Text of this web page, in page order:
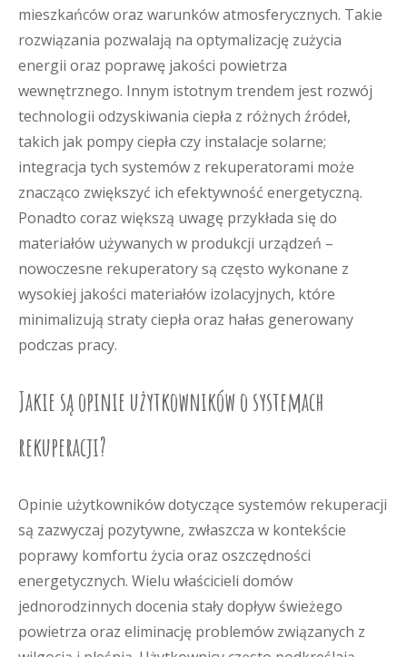
mieszkańców oraz warunków atmosferycznych. Takie
rozwiązania pozwalają na optymalizację zużycia
energii oraz poprawę jakości powietrza
wewnętrznego. Innym istotnym trendem jest rozwój
technologii odzyskiwania ciepła z różnych źródeł,
takich jak pompy ciepła czy instalacje solarne;
integracja tych systemów z rekuperatorami może
znacząco zwiększyć ich efektywność energetyczną.
Ponadto coraz większą uwagę przykłada się do
materiałów używanych w produkcji urządzeń –
nowoczesne rekuperatory są często wykonane z
wysokiej jakości materiałów izolacyjnych, które
minimalizują straty ciepła oraz hałas generowany
podczas pracy.
Jakie są opinie użytkowników o systemach
rekuperacji?
Opinie użytkowników dotyczące systemów rekuperacji
są zazwyczaj pozytywne, zwłaszcza w kontekście
poprawy komfortu życia oraz oszczędności
energetycznych. Wielu właścicieli domów
jednorodzinnych docenia stały dopływ świeżego
powietrza oraz eliminację problemów związanych z